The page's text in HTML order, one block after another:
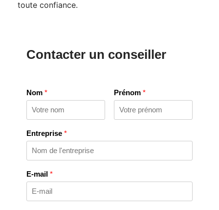
toute confiance.
Contacter un conseiller
Nom * Prénom *
Entreprise *
E-mail *